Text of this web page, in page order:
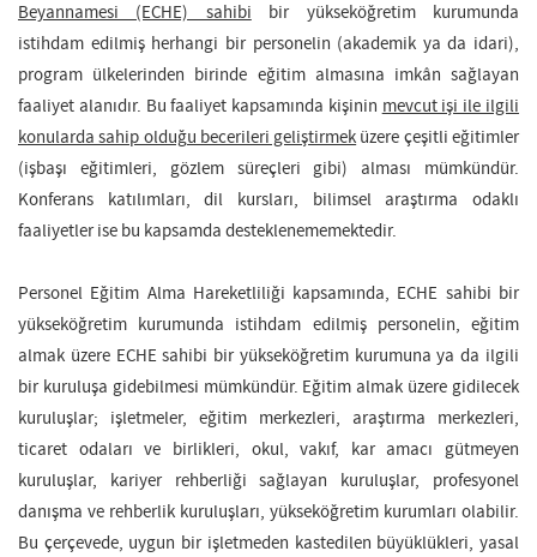
Beyannamesi (ECHE) sahibibir yükseköğretim kurumunda
istihdam edilmiş herhangi bir personelin (akademik ya da idari),
program ülkelerinden birinde eğitim almasına imkân sağlayan
faaliyet alanıdır. Bu faaliyet kapsamında kişininmevcut işi ile ilgili
konularda sahip olduğu becerileri geliştirmeküzere çeşitli eğitimler
(işbaşı eğitimleri, gözlem süreçleri gibi) alması mümkündür.
Konferans katılımları, dil kursları, bilimsel araştırma odaklı
faaliyetler ise bu kapsamda desteklenememektedir.
Personel Eğitim Alma Hareketliliği kapsamında, ECHE sahibi bir
yükseköğretim kurumunda istihdam edilmiş personelin, eğitim
almak üzere ECHE sahibi bir yükseköğretim kurumuna ya da ilgili
bir kuruluşa gidebilmesi mümkündür. Eğitim almak üzere gidilecek
kuruluşlar; işletmeler, eğitim merkezleri, araştırma merkezleri,
ticaret odaları ve birlikleri, okul, vakıf, kar amacı gütmeyen
kuruluşlar, kariyer rehberliği sağlayan kuruluşlar, profesyonel
danışma ve rehberlik kuruluşları, yükseköğretim kurumları olabilir.
Bu çerçevede, uygun bir işletmeden kastedilen büyüklükleri, yasal